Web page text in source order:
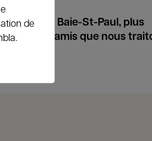
et Baie-St-Paul, plus
et d’amis que nous
de